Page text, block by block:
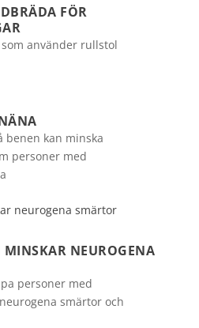
FÖR
använder rullstol
benen kan minska
personer med
NEUROGENA
personer med
smärtor och